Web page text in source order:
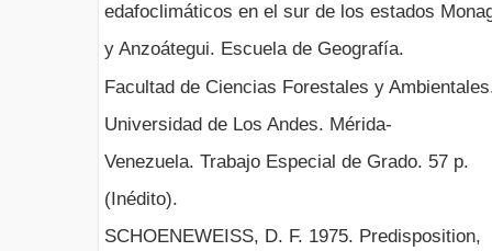
edafoclimáticos en el sur de los estados
y Anzoátegui. Escuela de Geografía.
Facultad de Ciencias Forestales y
Universidad de Los Andes. Mérida-
Venezuela. Trabajo Especial de Grado. 57 p.
(Inédito).
SCHOENEWEISS, D. F. 1975. Predisposition,